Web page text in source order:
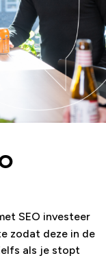
SEO investeer
zodat deze in de
als je stopt